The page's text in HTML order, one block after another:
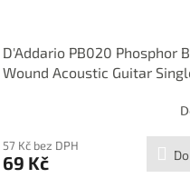
D'Addario PB020 Phosphor
Wound Acoustic Guitar
57 Kč bez DPH
69 Kč